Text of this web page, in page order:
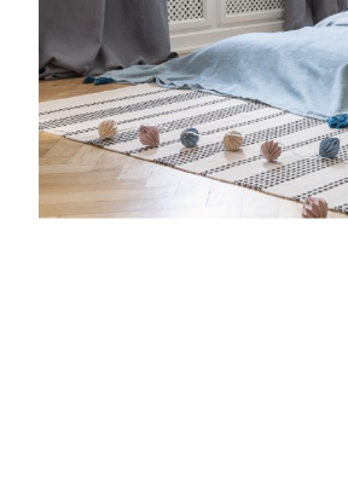
crescita, cucina,
mondo delle Royal
e speciale.Una volta al
semplice
genitorialità, crescita,